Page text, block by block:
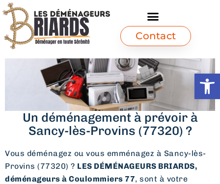
Ouvrir
Contact
Un déménagement à prévoir à
Sancy-lès-Provins (77320) ?
Vous déménagez ou vous emménagez à Sancy-lès-
Provins (77320) ? LES DÉMÉNAGEURS BRIARDS,
déménageurs à Coulommiers 77, sont à votre